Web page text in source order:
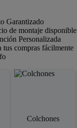
Garantizado
de montaje disponible
Personalizada
tus compras fácilmente
Colchones